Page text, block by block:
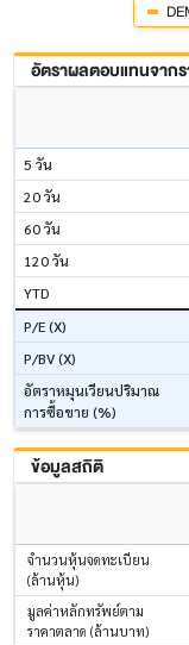
อัตราผลตอบแทนจาก
5 วัน
20 วัน
60 วัน
120 วัน
YTD
P/E (X)
P/BV (X)
อัตราหมุนเวียนปริมาณ
การซื้อขาย (%)
ข้อมูลสถิติ
จำนวนหุ้นจดทะเบียน
(ล้านหุ้น)
มูลค่าหลักทรัพย์ตาม
ราคาตลาด (ล้านบาท)